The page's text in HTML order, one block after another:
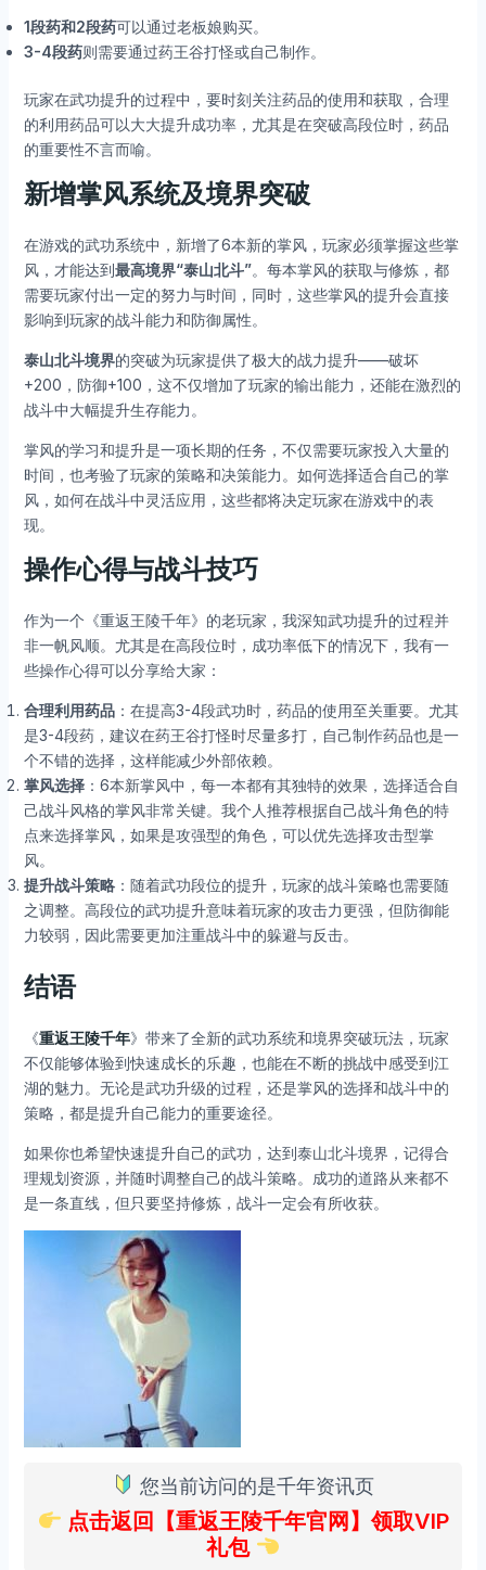
1段药和2段药可以通过老板娘购买。
3-4段药则需要通过药王谷打怪或自己制作。
玩家在武功提升的过程中，要时刻关注药品的使用和获取，合理
的利用药品可以大大提升成功率，尤其是在突破高段位时，药品
的重要性不言而喻。
新增掌风系统及境界突破
在游戏的武功系统中，新增了6本新的掌风，玩家必须掌握这些掌
风，才能达到最高境界“泰山北斗”。每本掌风的获取与修炼，都
需要玩家付出一定的努力与时间，同时，这些掌风的提升会直接
影响到玩家的战斗能力和防御属性。
泰山北斗境界的突破为玩家提供了极大的战力提升——破坏
+200，防御+100，这不仅增加了玩家的输出能力，还能在激烈的
战斗中大幅提升生存能力。
掌风的学习和提升是一项长期的任务，不仅需要玩家投入大量的
时间，也考验了玩家的策略和决策能力。如何选择适合自己的掌
风，如何在战斗中灵活应用，这些都将决定玩家在游戏中的表
现。
操作心得与战斗技巧
作为一个《重返王陵千年》的老玩家，我深知武功提升的过程并
非一帆风顺。尤其是在高段位时，成功率低下的情况下，我有一
些操作心得可以分享给大家：
合理利用药品：在提高3-4段武功时，药品的使用至关重要。尤其
是3-4段药，建议在药王谷打怪时尽量多打，自己制作药品也是一
个不错的选择，这样能减少外部依赖。
掌风选择：6本新掌风中，每一本都有其独特的效果，选择适合自
己战斗风格的掌风非常关键。我个人推荐根据自己战斗角色的特
点来选择掌风，如果是攻强型的角色，可以优先选择攻击型掌
风。
提升战斗策略：随着武功段位的提升，玩家的战斗策略也需要随
之调整。高段位的武功提升意味着玩家的攻击力更强，但防御能
力较弱，因此需要更加注重战斗中的躲避与反击。
结语
《重返王陵千年》带来了全新的武功系统和境界突破玩法，玩家
不仅能够体验到快速成长的乐趣，也能在不断的挑战中感受到江
湖的魅力。无论是武功升级的过程，还是掌风的选择和战斗中的
策略，都是提升自己能力的重要途径。
如果你也希望快速提升自己的武功，达到泰山北斗境界，记得合
理规划资源，并随时调整自己的战斗策略。成功的道路从来都不
是一条直线，但只要坚持修炼，战斗一定会有所收获。
您当前访问的是千年资讯页
点击返回【重返王陵千年官网】领取VIP
礼包